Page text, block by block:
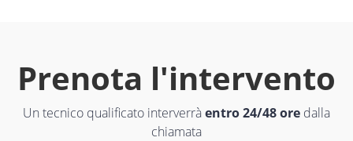
Prenota l'intervento
Un tecnico qualificato interverràentro 24/48 ore dalla
chiamata